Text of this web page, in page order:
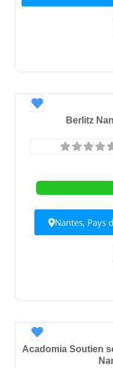
Favori
Berlitz
Nantes, Pays
Favori
Acadomia Soutien